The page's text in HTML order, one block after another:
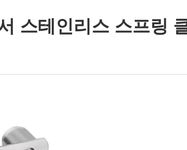
스테인리스 스프링